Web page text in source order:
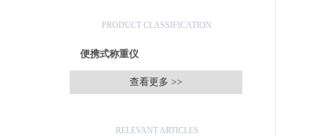
PRODUCT CLASSIFICATION
便携式称重仪
查看更多 >>
RELEVANT ARTICLES